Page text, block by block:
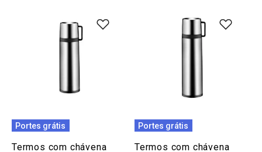
Portes grátis
Termos com chávena
Portes grátis
Termos com chávena